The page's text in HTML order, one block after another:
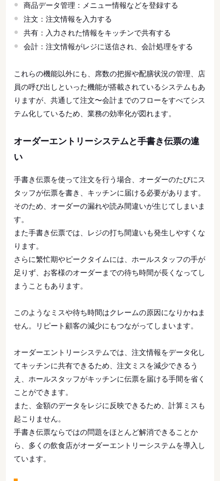
商品データ管理：メニュー情報などを登録する
注文：注文情報を入力する
共有：入力された情報をキッチンで共有する
会計：注文情報がレジに送信され、会計処理をする
これらの機能以外にも、席数の把握や配膳状況の管理、店
員の呼び出しといった機能が搭載されているシステムもあ
りますが、共通して注文〜会計までのフローをすべてシス
テム化しているため、業務の効率化が図れます。
オーダーエントリーシステムと手書き伝票の違
い
手書き伝票を使って注文を行う場合、オーダーのたびにス
タッフが伝票を書き、キッチンに届ける必要があります。
そのため、オーダーの漏れや読み間違いが生じてしまいま
す。
また手書き伝票では、レジの打ち間違いも発生しやすくな
ります。
さらに繁忙期やピークタイムには、ホールスタッフの手が
足りず、お客様のオーダーまでの待ち時間が長くなってし
まうこともあります。
このようなミスや待ち時間はクレームの原因になりかねま
せん。リピート顧客の減少にもつながってしまいます。
オーダーエントリーシステムでは、注文情報をデータ化し
てキッチンに共有できるため、注文ミスを減少できるう
え、ホールスタッフがキッチンに伝票を届ける手間を省く
ことができます。
また、金額のデータをレジに反映できるため、計算ミスも
起こりません。
手書き伝票ならではの問題をほとんど解消できることか
ら、多くの飲食店がオーダーエントリーシステムを導入し
ています。